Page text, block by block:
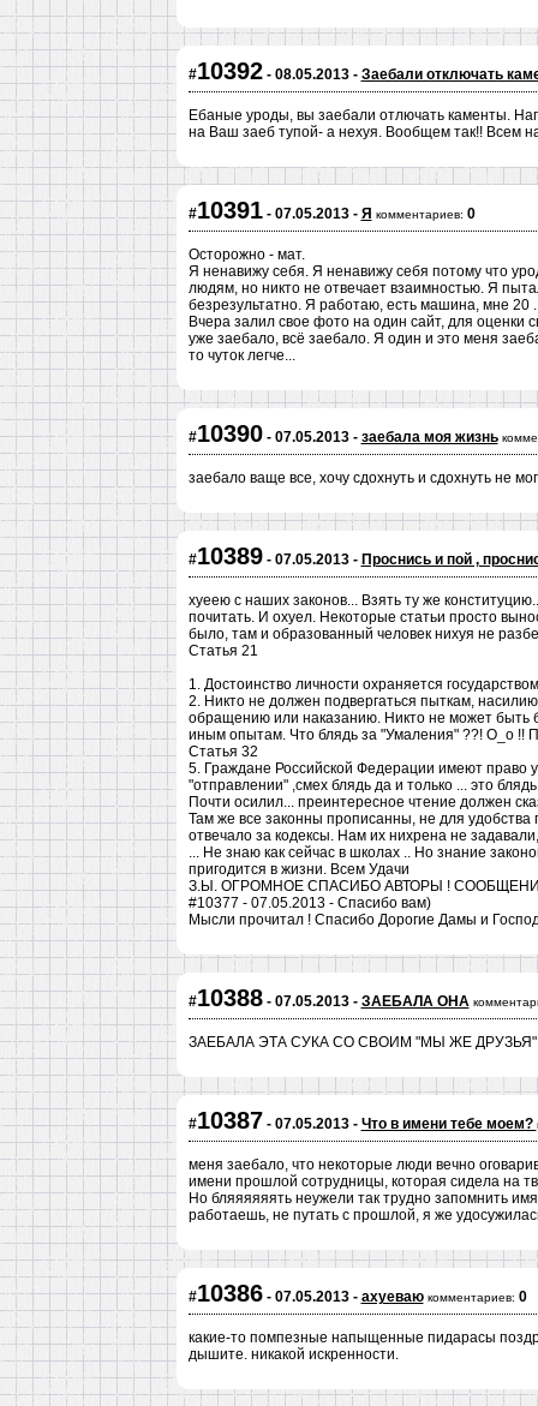
#10392- 08.05.2013 - Заебали отключать
Ебаные уроды, вы заебали отлючать каменты.
на Ваш заеб тупой- а нехуя. Вообщем так!!
#10391- 07.05.2013 - Я комментариев: 0
Осторожно - мат.
Я ненавижу себя. Я ненавижу себя потому что
людям, но никто не отвечает взаимностью. Я
безрезультатно. Я работаю, есть машина, мне 20
Вчера залил свое фото на один сайт, для
уже заебало, всё заебало. Я один и это меня
то чуток легче...
#10390- 07.05.2013 - заебала моя жизнь
заебало ваще все, хочу сдохнуть и сдохнуть не
#10389- 07.05.2013 - Проснись и пой ,
хуеею с наших законов... Взять ту же
почитать. И охуел. Некоторые статьи просто
было, там и образованный человек нихуя не
Статья 21
1. Достоинство личности охраняется
2. Никто не должен подвергаться пыткам,
обращению или наказанию. Никто не может быть
иным опытам. Что блядь за "Умаления" ??! О_о !!
Статья 32
5. Граждане Российской Федерации имеют право
"отправлении" ,смех блядь да и только ... это
Почти осилил... преинтересное чтение должен
Там же все законны прописанны, не для
отвечало за кодексы. Нам их нихрена не
... Не знаю как сейчас в школах .. Но знание
пригодится в жизни. Всем Удачи
З.Ы. ОГРОМНОЕ СПАСИБО АВТОРЫ !
#10377 - 07.05.2013 - Спасибо вам)
Мысли прочитал ! Спасибо Дорогие Дамы и
#10388- 07.05.2013 - ЗАЕБАЛА ОНА
ЗАЕБАЛА ЭТА СУКА СО СВОИМ "МЫ ЖЕ
#10387 - 07.05.2013 - Что в имени тебе моем?
меня заебало, что некоторые люди вечно
имени прошлой сотрудницы, которая сидела на
Но бляяяяяять неужели так трудно запомнить
работаешь, не путать с прошлой, я же
#10386- 07.05.2013 - ахуеваю комментариев: 0
какие-то помпезные напыщенные пидарасы
дышите. никакой искренности.